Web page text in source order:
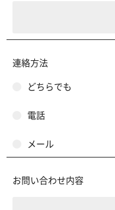
連絡方法
どちらでも
電話
メール
お問い合わせ内容